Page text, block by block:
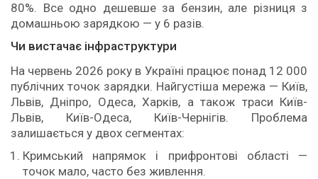
80%. Все одно дешевше за бензин, але різниця з
домашньою зарядкою — у 6 разів.
Чи вистачає інфраструктури
На червень 2026 року в Україні працює понад 12 000
публічних точок зарядки. Найгустіша мережа — Київ,
Львів, Дніпро, Одеса, Харків, а також траси Київ-
Львів, Київ-Одеса, Київ-Чернігів. Проблема
залишається у двох сегментах:
Кримський напрямок і прифронтові області —
точок мало, часто без живлення.